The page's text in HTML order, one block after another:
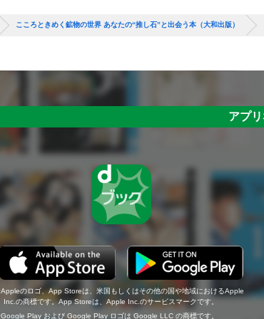
こころときめく鉱物の世界 あなたの“推し石”と出会う本（大和出版）
アプ
Appleのロゴ、App Storeは、米国もしくはその他の国や地域におけるApple
Inc.の商標です。App Storeは、Apple Inc.のサービスマークです。
Google Play および Google Play ロゴは Google LLC の商標です。